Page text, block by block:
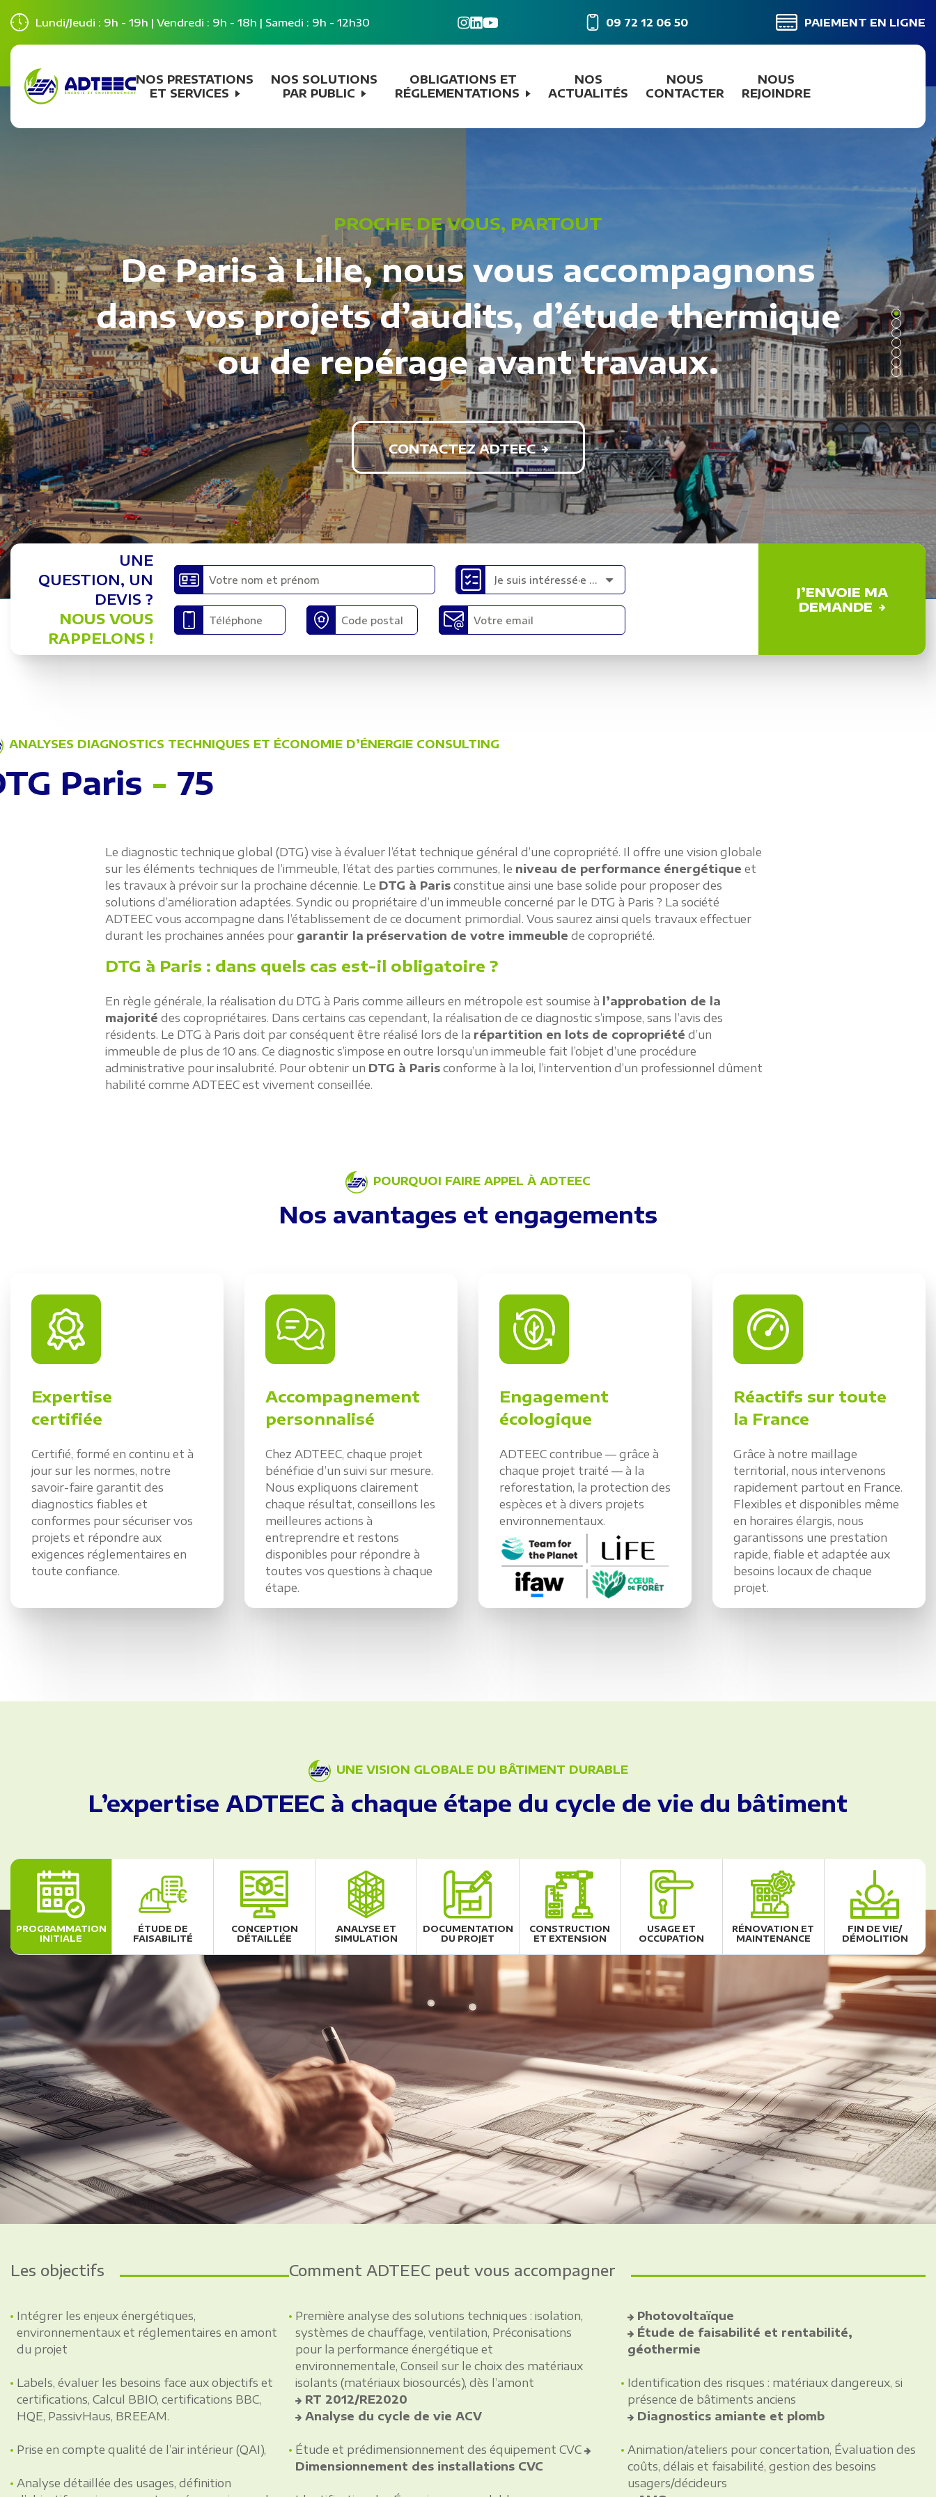
Lundi/Jeudi : 9h - 19h | Vendredi : 9h - 18h | Samedi : 9h - 12h30 09 72 12 06 50 PAIEMENT EN LIGNE
NOS PRESTATIONS
ET SERVICES
NOS SOLUTIONS
PAR PUBLIC
OBLIGATIONS ET
RÉGLEMENTATIONS
NOS
ACTUALITÉS
NOUS
CONTACTER
NOUS
REJOINDRE
PROCHE DE VOUS, PARTOUT
De Paris à Lille, nous vous accompagnons
dans vos projets d’audits, d’étude thermique
ou de repérage avant travaux.
CONTACTEZ ADTEEC
UNE
QUESTION, UN
DEVIS ?
NOUS VOUS
RAPPELONS !
Je suis intéressé·e par
J’ENVOIE MA
DEMANDE
ANALYSES DIAGNOSTICS TECHNIQUES ET ÉCONOMIE D’ÉNERGIE CONSULTING
Paris - 75
Le diagnostic technique global (DTG) vise à évaluer l’état technique général d’une copropriété. Il offre une vision globale
sur les éléments techniques de l’immeuble, l’état des parties communes, le niveau de performance énergétique et
les travaux à prévoir sur la prochaine décennie. Le DTG à Paris constitue ainsi une base solide pour proposer des
solutions d’amélioration adaptées. Syndic ou propriétaire d’un immeuble concerné par le DTG à Paris ? La société
ADTEEC vous accompagne dans l’établissement de ce document primordial. Vous saurez ainsi quels travaux effectuer
durant les prochaines années pour garantir la préservation de votre immeuble de copropriété.
DTG à Paris : dans quels cas est-il obligatoire ?
En règle générale, la réalisation du DTG à Paris comme ailleurs en métropole est soumise à l’approbation de la
majorité des copropriétaires. Dans certains cas cependant, la réalisation de ce diagnostic s’impose, sans l’avis des
résidents. Le DTG à Paris doit par conséquent être réalisé lors de la répartition en lots de copropriété d’un
immeuble de plus de 10 ans. Ce diagnostic s’impose en outre lorsqu’un immeuble fait l’objet d’une procédure
administrative pour insalubrité. Pour obtenir un DTG à Paris conforme à la loi, l’intervention d’un professionnel dûment
habilité comme ADTEEC est vivement conseillée.
POURQUOI FAIRE APPEL À ADTEEC
Nos avantages et engagements
Expertise
certifiée
Certifié, formé en continu et à
jour sur les normes, notre
savoir-faire garantit des
diagnostics fiables et
conformes pour sécuriser vos
projets et répondre aux
exigences réglementaires en
toute confiance.
Accompagnement
personnalisé
Chez ADTEEC, chaque projet
bénéficie d’un suivi sur mesure.
Nous expliquons clairement
chaque résultat, conseillons les
meilleures actions à
entreprendre et restons
disponibles pour répondre à
toutes vos questions à chaque
étape.
Engagement
écologique
ADTEEC contribue — grâce à
chaque projet traité — à la
reforestation, la protection des
espèces et à divers projets
environnementaux.
Réactifs sur toute
la France
Grâce à notre maillage
territorial, nous intervenons
rapidement partout en France.
Flexibles et disponibles même
en horaires élargis, nous
garantissons une prestation
rapide, fiable et adaptée aux
besoins locaux de chaque
projet.
UNE VISION GLOBALE DU BÂTIMENT DURABLE
L’expertise ADTEEC à chaque étape du cycle de vie du bâtiment
PROGRAMMATION
INITIALE
ÉTUDE DE
FAISABILITÉ
CONCEPTION
DÉTAILLÉE
ANALYSE ET
SIMULATION
DOCUMENTATION
DU PROJET
CONSTRUCTION
ET EXTENSION
USAGE ET
OCCUPATION
RÉNOVATION ET
MAINTENANCE
FIN DE VIE/
DÉMOLITION
Les objectifs
Intégrer les enjeux énergétiques,
environnementaux et réglementaires en amont
du projet
Labels, évaluer les besoins face aux objectifs et
certifications, Calcul BBIO, certifications BBC,
HQE, PassivHaus, BREEAM.
Prise en compte qualité de l’air intérieur (QAI),
Analyse détaillée des usages, définition
Comment ADTEEC peut vous accompagner
Première analyse des solutions techniques : isolation,
systèmes de chauffage, ventilation, Préconisations
pour la performance énergétique et
environnementale, Conseil sur le choix des matériaux
isolants (matériaux biosourcés), dès l’amont
RT 2012/RE2020
Analyse du cycle de vie ACV
Étude et prédimensionnement des équipement CVC
Dimensionnement des installations CVC
Photovoltaïque
Étude de faisabilité et rentabilité,
géothermie
Identification des risques : matériaux dangereux, si
présence de bâtiments anciens
Diagnostics amiante et plomb
Animation/ateliers pour concertation, Évaluation des
coûts, délais et faisabilité, gestion des besoins
usagers/décideurs